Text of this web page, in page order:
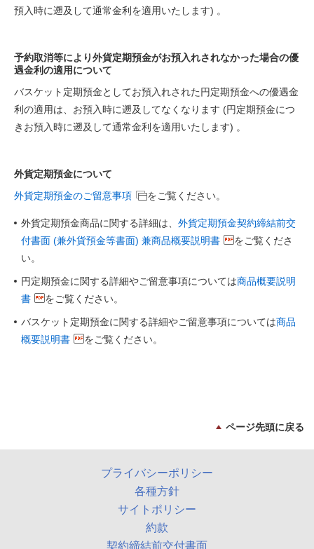
預入時に遡及して通常金利を適用いたします) 。
予約取消等により外貨定期預金がお預入れされなかった場合の優
遇金利の適用について
バスケット定期預金としてお預入れされた円定期預金への優遇金
利の適用は、お預入時に遡及してなくなります (円定期預金につ
きお預入時に遡及して通常金利を適用いたします) 。
外貨定期預金について
外貨定期預金のご留意事項
をご覧ください。
外貨定期預金商品に関する詳細は、 外貨定期預金契約締結前交
付書面 (兼外貨預金等書面) 兼商品概要説明書
をご覧くださ
い。
円定期預金に関する詳細やご留意事項については商品概要説明
書
をご覧ください。
バスケット定期預金に関する詳細やご留意事項については商品
概要説明書
をご覧ください。
ページ先頭に戻る
プライバシーポリシー
各種方針
サイトポリシー
約款
契約締結前交付書面